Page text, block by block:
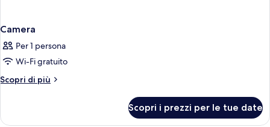
Camera
Per 1 persona
Wi-Fi gratuito
Scopri di più
Altri
Scopri i prezzi per le tue date